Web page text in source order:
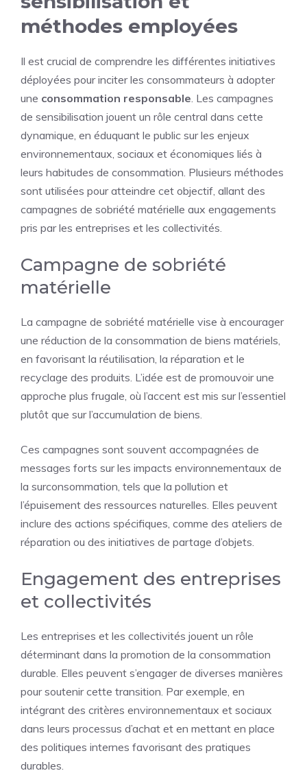
méthodes employées
Il est crucial de comprendre les différentes initiatives
déployées pour inciter les consommateurs à adopter
une consommation responsable. Les campagnes
de sensibilisation jouent un rôle central dans cette
dynamique, en éduquant le public sur les enjeux
environnementaux, sociaux et économiques liés à
leurs habitudes de consommation. Plusieurs méthodes
sont utilisées pour atteindre cet objectif, allant des
campagnes de sobriété matérielle aux engagements
pris par les entreprises et les collectivités.
Campagne de sobriété
matérielle
La campagne de sobriété matérielle vise à encourager
une réduction de la consommation de biens matériels,
en favorisant la réutilisation, la réparation et le
recyclage des produits. L’idée est de promouvoir une
approche plus frugale, où l’accent est mis sur l’essentiel
plutôt que sur l’accumulation de biens.
Ces campagnes sont souvent accompagnées de
messages forts sur les impacts environnementaux de
la surconsommation, tels que la pollution et
l’épuisement des ressources naturelles. Elles peuvent
inclure des actions spécifiques, comme des ateliers de
réparation ou des initiatives de partage d’objets.
Engagement des entreprises
et collectivités
Les entreprises et les collectivités jouent un rôle
déterminant dans la promotion de la consommation
durable. Elles peuvent s’engager de diverses manières
pour soutenir cette transition. Par exemple, en
intégrant des critères environnementaux et sociaux
dans leurs processus d’achat et en mettant en place
des politiques internes favorisant des pratiques
durables.